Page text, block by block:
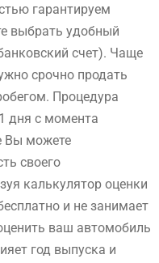
гарантируем
выбрать удобный
счет). Чаще
срочно продать
Процедура
дня с момента
Вы можете
своего
калькулятор оценки
и не занимает
ваш автомобиль
год выпуска и